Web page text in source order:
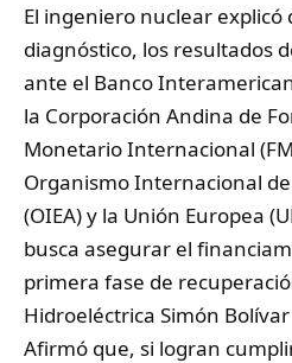
El ingeniero nuclear explicó
diagnóstico, los resultados
ante el Banco
la Corporación Andina de
Monetario Internacional
Organismo Internacional
(OIEA) y la Unión Europea
busca asegurar el
primera fase de
Hidroeléctrica Simón
Afirmó que, si logran